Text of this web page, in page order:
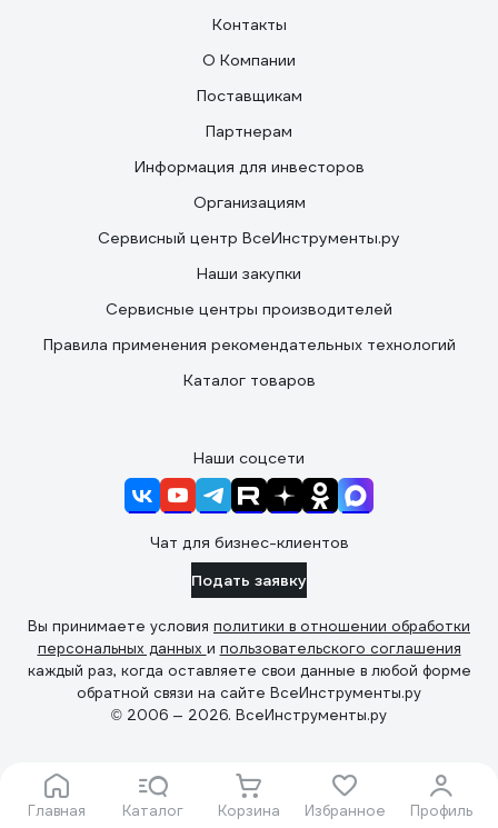
Главная Каталог Корзина Избранное Профиль
Контакты
О Компании
Поставщикам
Партнерам
Информация для инвесторов
Организациям
Сервисный центр ВсеИнструменты.ру
Наши закупки
Сервисные центры производителей
Правила применения рекомендательных технологий
Каталог товаров
Наши соцсети
Чат для бизнес-клиентов
Подать заявку
Вы принимаете условия политики в отношении обработки
персональных данных и пользовательского соглашения
каждый раз, когда оставляете свои данные в любой форме
обратной связи на сайте ВсеИнструменты.ру
© 2006 — 2026. ВсеИнструменты.ру